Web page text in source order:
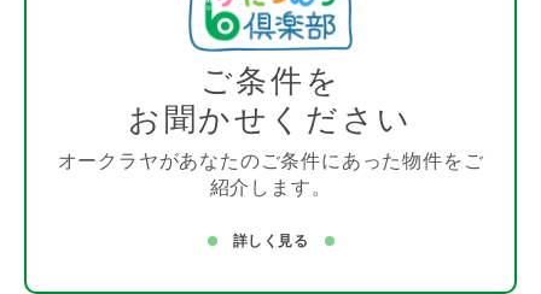
ご条件を
お聞かせください
オークラヤがあなたのご条件にあった物件をご
紹介します。
詳しく見る